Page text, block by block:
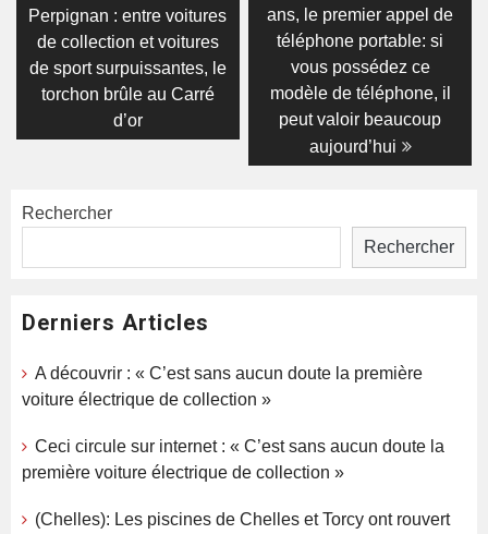
de
l’article
post:
Perpignan : entre voitures
de collection et voitures
de sport surpuissantes, le
torchon brûle au Carré
d’or
post:
ans, le premier appel de
téléphone portable: si
vous possédez ce
modèle de téléphone, il
peut valoir beaucoup
aujourd’hui
Rechercher
Rechercher
Derniers Articles
A découvrir : « C’est sans aucun doute la première
voiture électrique de collection »
Ceci circule sur internet : « C’est sans aucun doute la
première voiture électrique de collection »
(Chelles): Les piscines de Chelles et Torcy ont rouvert